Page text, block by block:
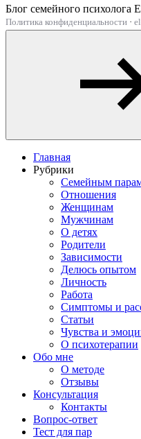
Блог семейного психолога
Политика конфиденциальности ·
Главная
Рубрики
Семейным
Отношения
Женщинам
Мужчинам
О детях
Родители
Зависимости
Делюсь опытом
Личность
Работа
Симптомы и
Статьи
Чувства и
О психотерапии
Обо мне
О методе
Отзывы
Консультация
Контакты
Вопрос-ответ
Тест для пар